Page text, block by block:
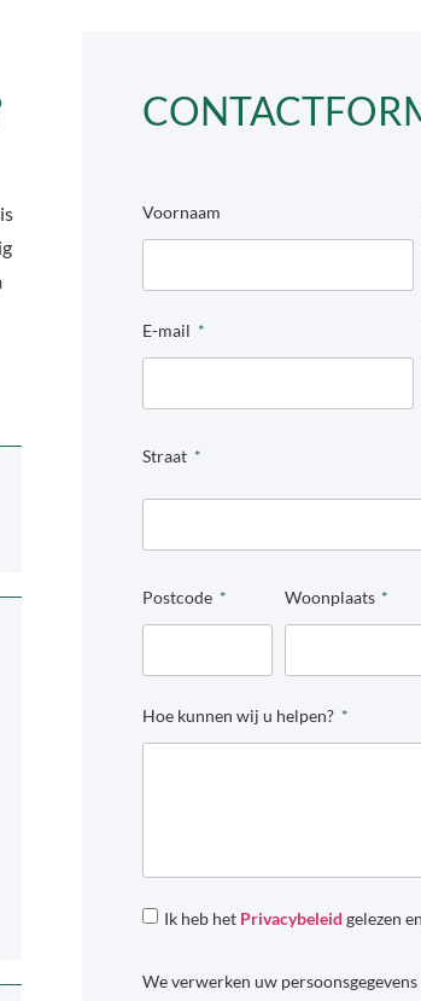
Voornaam
E-mail
Straat
Postcode Woonplaats
Hoe kunnen wij u helpen?
Ik heb het Privacybeleid gelezen
We verwerken uw